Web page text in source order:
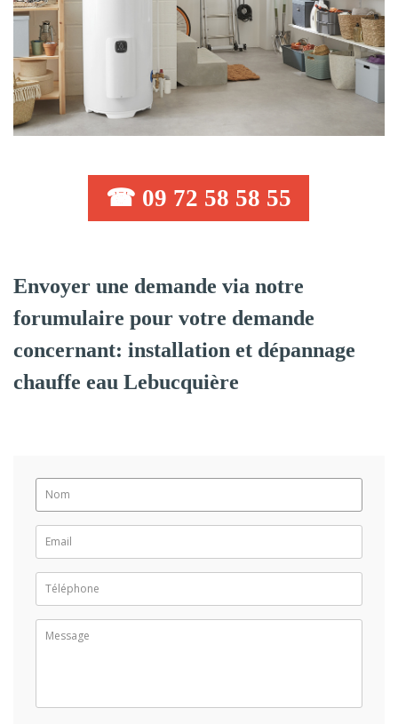
☎ 09 72 58 58 55
Envoyer une demande via notre
forumulaire pour votre demande
concernant: installation et dépannage
chauffe eau Lebucquière